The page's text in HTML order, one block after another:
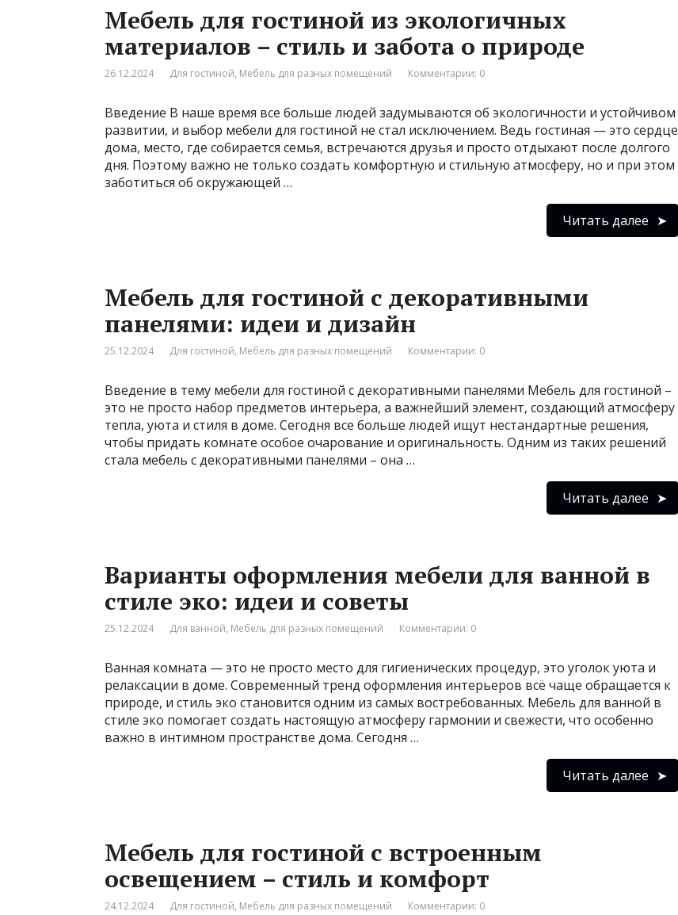
Мебель для гостиной из экологичных
материалов – стиль и забота о природе
26.12.2024 Для гостиной, Мебель для разных помещений Комментарии: 0
Введение В наше время все больше людей задумываются об экологичности и устойчивом
развитии, и выбор мебели для гостиной не стал исключением. Ведь гостиная — это сердце
дома, место, где собирается семья, встречаются друзья и просто отдыхают после долгого
дня. Поэтому важно не только создать комфортную и стильную атмосферу, но и при этом
заботиться об окружающей …
Читать далее
Мебель для гостиной с декоративными
панелями: идеи и дизайн
25.12.2024 Для гостиной, Мебель для разных помещений Комментарии: 0
Введение в тему мебели для гостиной с декоративными панелями Мебель для гостиной –
это не просто набор предметов интерьера, а важнейший элемент, создающий атмосферу
тепла, уюта и стиля в доме. Сегодня все больше людей ищут нестандартные решения,
чтобы придать комнате особое очарование и оригинальность. Одним из таких решений
стала мебель с декоративными панелями – она …
Читать далее
Варианты оформления мебели для ванной в
стиле эко: идеи и советы
25.12.2024 Для ванной, Мебель для разных помещений Комментарии: 0
Ванная комната — это не просто место для гигиенических процедур, это уголок уюта и
релаксации в доме. Современный тренд оформления интерьеров всё чаще обращается к
природе, и стиль эко становится одним из самых востребованных. Мебель для ванной в
стиле эко помогает создать настоящую атмосферу гармонии и свежести, что особенно
важно в интимном пространстве дома. Сегодня …
Читать далее
Мебель для гостиной с встроенным
освещением – стиль и комфорт
24.12.2024 Для гостиной, Мебель для разных помещений Комментарии: 0